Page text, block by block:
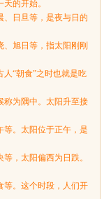
的开始。
、日旦等，是夜与日的
、旭日等，指太阳刚刚
人“朝食”之时也就是吃
称为隅中。太阳升至接
等。太阳位于正午，是
，太阳偏西为日跌。
等。这个时段，人们开